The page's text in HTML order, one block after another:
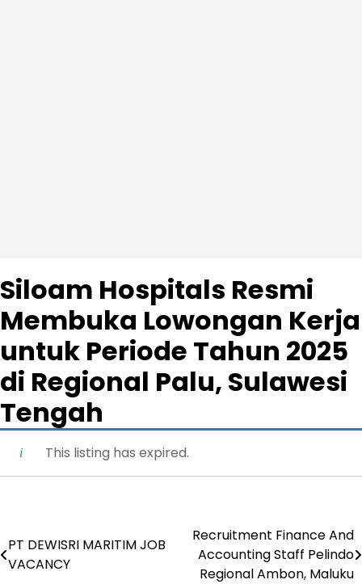
Siloam Hospitals Resmi
Membuka Lowongan Kerja
untuk Periode Tahun 2025
di Regional Palu, Sulawesi
Tengah
This listing has expired.
Post
navigation
PT DEWISRI MARITIM JOB
VACANCY
Recruitment Finance And
Accounting Staff Pelindo
Regional Ambon, Maluku